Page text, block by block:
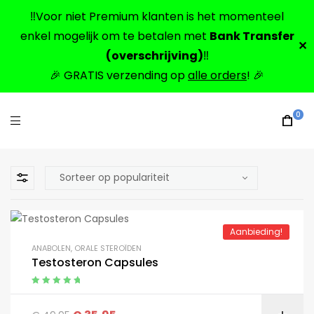
‼️Voor niet Premium klanten is het momenteel
enkel mogelijk om te betalen met Bank Transfer
(overschrijving)‼️
🎉 GRATIS verzending opalle orders! 🎉
✕
0
Aanbieding!
ANABOLEN, ORALE STEROÏDEN
Testosteron Capsules